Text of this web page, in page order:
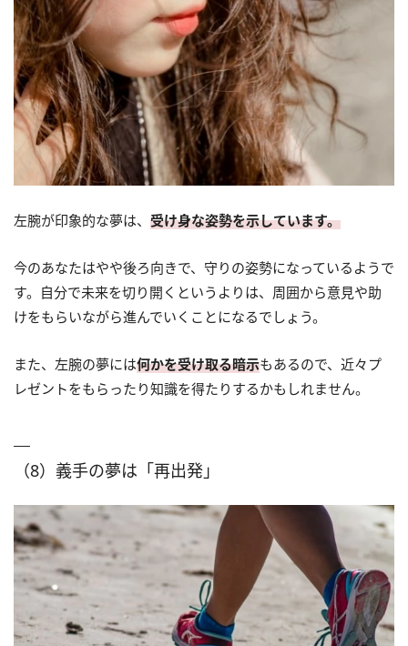
左腕が印象的な夢は、 受け身な姿勢を示しています。
今のあなたはやや後ろ向きで、守りの姿勢になっているようで
す。自分で未来を切り開くというよりは、周囲から意見や助
けをもらいながら進んでいくことになるでしょう。
また、左腕の夢には何かを受け取る暗示もあるので、近々プ
レゼントをもらったり知識を得たりするかもしれません。
（8）義手の夢は「再出発」